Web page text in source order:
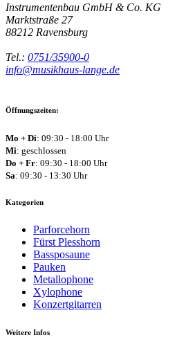
Instrumentenbau GmbH & Co. KG
Marktstraße 27
88212 Ravensburg
Tel.: 0751/35900-0
info@musikhaus-lange.de
Öffnungszeiten:
Mo + Di: 09:30 - 18:00 Uhr
Mi: geschlossen
Do + Fr: 09:30 - 18:00 Uhr
Sa: 09:30 - 13:30 Uhr
Kategorien
Parforcehorn
Fürst Plesshorn
Bassposaune
Pauken
Metallophone
Xylophone
Konzertgitarren
Weitere Infos